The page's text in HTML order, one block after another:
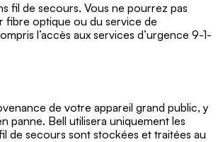
fil de secours. Vous ne pourrez pas
fibre optique ou du service de
l’accès aux services d’urgence 9-1-
de votre appareil grand public, y
panne. Bell utilisera uniquement les
de secours sont stockées et traitées au